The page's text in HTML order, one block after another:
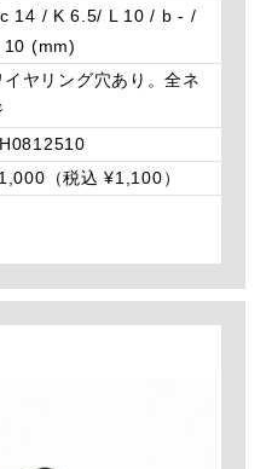
14 / K 6.5/ L 10 / b - /
10 (mm)
イヤリング穴あり。全ネ
（税込 ¥1,100）